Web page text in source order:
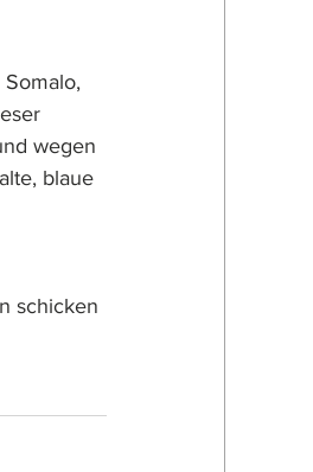
wegen
blaue
schicken